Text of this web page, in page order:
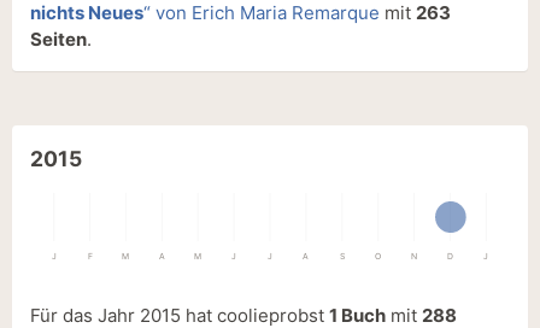
nichts Neues“ von Erich Maria Remarque mit 263
Seiten.
2015
J F M A M J J A S O N D J
Für das Jahr 2015 hat coolieprobst 1 Buch mit 288